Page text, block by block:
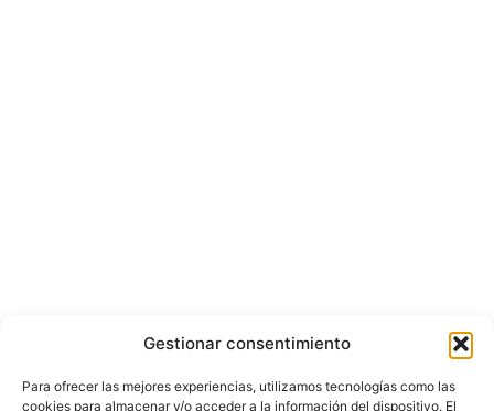
Gestionar consentimiento
Para ofrecer las mejores experiencias, utilizamos tecnologías como las
cookies para almacenar y/o acceder a la información del dispositivo. El